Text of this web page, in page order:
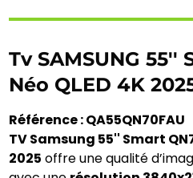
Tv SAMSUNG 55''
Néo QLED 4K
Référence : QA55QN70FAU
TV Samsung 55'' Smart
2025 offre une qualité